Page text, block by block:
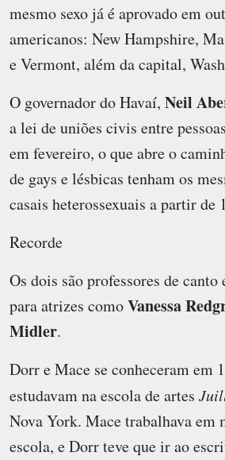
mesmo sexo já é aprovado em
americanos: New Hampshire,
e Vermont, além da capital,
O governador do Havaí, Neil
a lei de uniões civis entre
em fevereiro, o que abre o
de gays e lésbicas tenham os
casais heterossexuais a partir de
Recorde
Os dois são professores de canto
para atrizes comoVanessa
Midler.
Dorr e Mace se conheceram em
estudavam na escola de artes
Nova York. Mace trabalhava em
escola, e Dorr teve que ir ao